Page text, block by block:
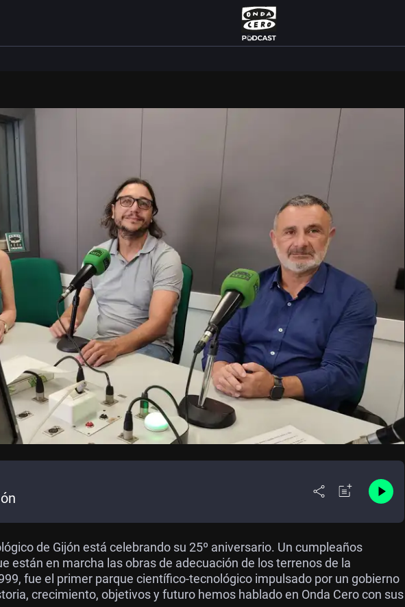
de Gijón está celebrando su 25º aniversario. Un cumpleaños
están en marcha las obras de adecuación de los terrenos de la
fue el primer parque científico-tecnológico impulsado por un gobierno
crecimiento, objetivos y futuro hemos hablado en Onda Cero con sus